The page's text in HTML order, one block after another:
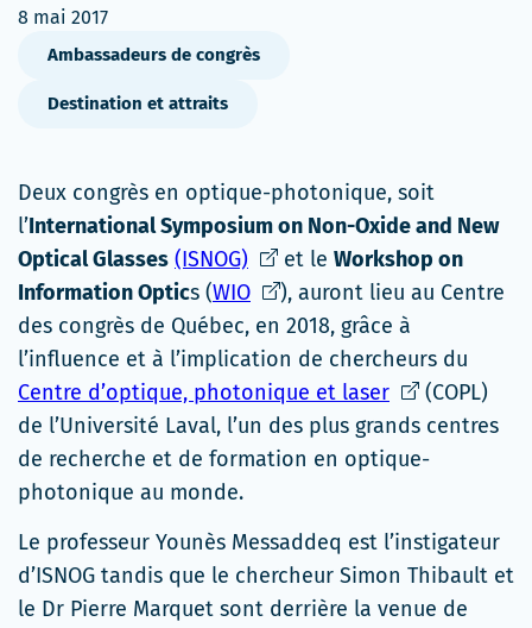
8 mai 2017
Ambassadeurs de congrès
Destination et attraits
Deux congrès en optique-photonique, soit
l’International Symposium on Non-Oxide and New
Optical Glasses (ISNOG) Ce
lien
s'ouvrira
dans
une
nouvelle
fenêtre
et le Workshop on
Information Optics (WIOCe
lien
s'ouvrira
dans
une
nouvelle
), auront lieu au Centre
des congrès de Québec, en 2018, grâce à
l’influence et à l’implication de chercheurs du
Centre d’optique, photonique et laserCe
lien
s'ouvrira
nouvelle
fenêtre
(COPL)
de l’Université Laval, l’un des plus grands centres
de recherche et de formation en optique-
photonique au monde.
Le professeur Younès Messaddeq est l’instigateur
d’ISNOG tandis que le chercheur Simon Thibault et
le Dr Pierre Marquet sont derrière la venue de